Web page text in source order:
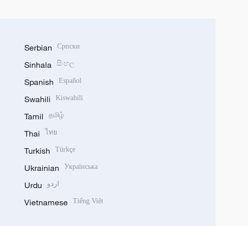
Serbian Српски
Sinhala සිංහල
Spanish Español
Swahili Kiswahili
Tamil தமிழ்
Thai ไทย
Turkish Türkçe
Ukrainian Українська
Urdu اردو
Vietnamese Tiếng Việt